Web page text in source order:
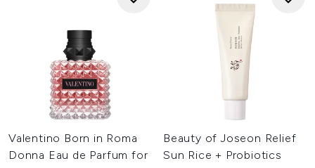
Valentino Born in Roma
Donna Eau de Parfum for
Beauty of Joseon Relief
Sun Rice + Probiotics